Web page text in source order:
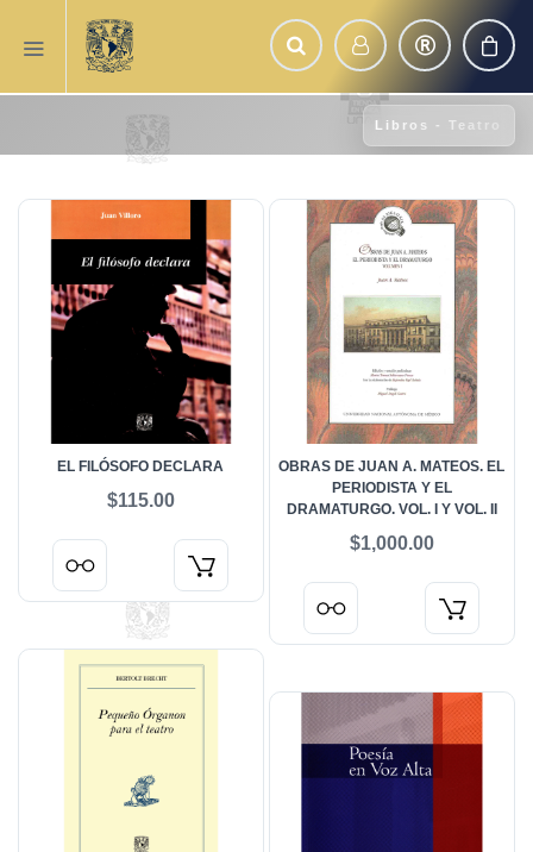
Libros - Teatro
EL FILÓSOFO DECLARA
$115.00
OBRAS DE JUAN A. MATEOS. EL
PERIODISTA Y EL
DRAMATURGO. VOL. I Y VOL. II
$1,000.00